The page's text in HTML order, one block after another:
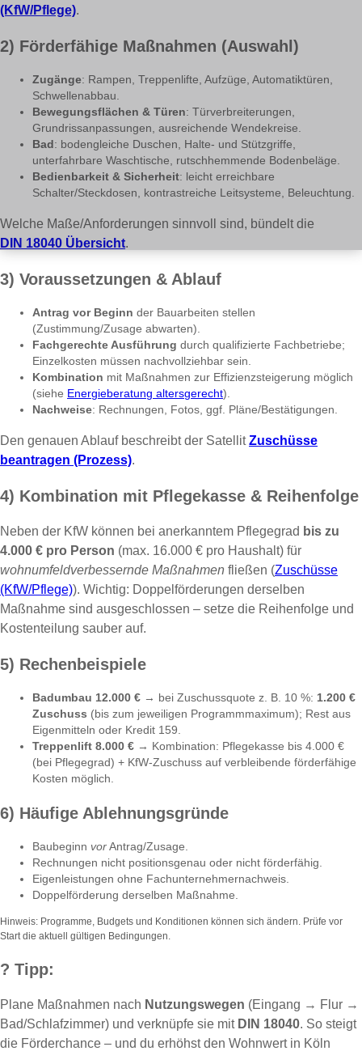
(KfW/Pflege).
2) Förderfähige Maßnahmen (Auswahl)
Zugänge: Rampen, Treppenlifte, Aufzüge, Automatiktüren,
Schwellenabbau.
Bewegungsflächen & Türen: Türverbreiterungen,
Grundrissanpassungen, ausreichende Wendekreise.
Bad : bodengleiche Duschen, Halte- und Stützgriffe,
unterfahrbare Waschtische, rutschhemmende Bodenbeläge.
Bedienbarkeit & Sicherheit: leicht erreichbare
Schalter/Steckdosen, kontrastreiche Leitsysteme, Beleuchtung.
Welche Maße/Anforderungen sinnvoll sind, bündelt die
DIN 18040 Übersicht.
3) Voraussetzungen & Ablauf
Antrag vor Beginn der Bauarbeiten stellen
(Zustimmung/Zusage abwarten).
Fachgerechte Ausführung durch qualifizierte Fachbetriebe;
Einzelkosten müssen nachvollziehbar sein.
Kombination mit Maßnahmen zur Effizienzsteigerung möglich
(siehe Energieberatung altersgerecht).
Nachweise: Rechnungen, Fotos, ggf. Pläne/Bestätigungen.
Den genauen Ablauf beschreibt der SatellitZuschüsse
beantragen (Prozess).
4) Kombination mit Pflegekasse & Reihenfolge
Neben der KfW können bei anerkanntem Pflegegrad bis zu
4.000 € pro Person (max. 16.000 € pro Haushalt) für
wohnumfeldverbessernde Maßnahmen fließen (Zuschüsse
(KfW/Pflege)). Wichtig: Doppel­förderungen derselben
Maßnahme sind ausgeschlossen – setze die Reihenfolge und
Kostenteilung sauber auf.
5) Rechenbeispiele
Badumbau 12.000 € → bei Zuschussquote z. B. 10 %: 1.200 €
Zuschuss (bis zum jeweiligen Programm­maximum); Rest aus
Eigenmitteln oder Kredit 159.
Treppenlift 8.000 € → Kombination: Pflegekasse bis 4.000 €
(bei Pflegegrad) + KfW-Zuschuss auf verbleibende förderfähige
Kosten möglich.
6) Häufige Ablehnungsgründe
Baubeginn vor Antrag/Zusage.
Rechnungen nicht positionsgenau oder nicht förderfähig.
Eigenleistungen ohne Fachunternehmernachweis.
Doppelförderung derselben Maßnahme.
Hinweis: Programme, Budgets und Konditionen können sich ändern. Prüfe vor
Start die aktuell gültigen Bedingungen.
? Tipp:
Plane Maßnahmen nach Nutzungswegen (Eingang → Flur →
Bad/Schlafzimmer) und verknüpfe sie mit DIN 18040. So steigt
die Förderchance – und du erhöhst den Wohnwert in Köln